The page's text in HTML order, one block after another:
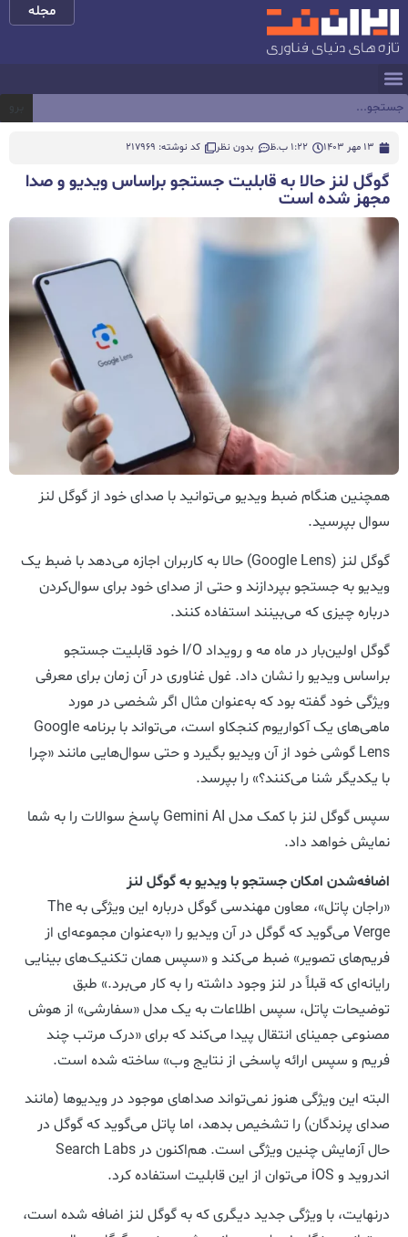
مجله
13 مهر 1403 1:22 ب.ظ بدون نظر کد نوشته: 217969
گوگل لنز حالا به قابلیت جستجو براساس ویدیو و صدا
مجهز شده است
همچنین هنگام ضبط ویدیو می‌توانید با صدای خود از گوگل لنز
سوال بپرسید.
گوگل لنز (Google Lens) حالا به کاربران اجازه می‌دهد با ضبط یک
ویدیو به جستجو بپردازند و حتی از صدای خود برای سوال‌کردن
درباره چیزی که می‌بینند استفاده کنند.
گوگل اولین‌بار در ماه مه و رویداد I/O خود قابلیت جستجو
براساس ویدیو را نشان داد. غول غناوری در آن زمان برای معرفی
ویژگی خود گفته بود که به‌عنوان مثال اگر شخصی در مورد
ماهی‌های یک آکواریوم کنجکاو است، می‌تواند با برنامه Google
Lens گوشی خود از آن ویدیو بگیرد و حتی سوال‌هایی مانند «چرا
با یکدیگر شنا می‌کنند؟» را بپرسد.
سپس گوگل لنز با کمک مدل Gemini AI پاسخ سوالات را به شما
نمایش خواهد داد.
اضافه‌شدن امکان جستجو با ویدیو به گوگل لنز
«راجان پاتل»، معاون مهندسی گوگل درباره این ویژگی به The
Verge می‌گوید که گوگل در آن ویدیو را «به‌عنوان مجموعه‌ای از
فریم‌های تصویر» ضبط می‌کند و «سپس همان تکنیک‌های بینایی
رایانه‌ای که قبلاً در لنز وجود داشته را به کار می‌برد.» طبق
توضیحات پاتل، سپس اطلاعات به یک مدل «سفارشی» از هوش
مصنوعی جمینای انتقال پیدا می‌کند که برای «درک مرتب چند
فریم و سپس ارائه پاسخی از نتایج وب» ساخته شده است.
البته این ویژگی هنوز نمی‌تواند صداهای موجود در ویدیوها (مانند
صدای پرندگان) را تشخیص بدهد، اما پاتل می‌گوید که گوگل در
حال آزمایش چنین ویژگی است. هم‌اکنون در Search Labs
اندروید و iOS می‌توان از این قابلیت استفاده کرد.
درنهایت، با ویژگی جدید دیگری که به گوگل لنز اضافه شده است،